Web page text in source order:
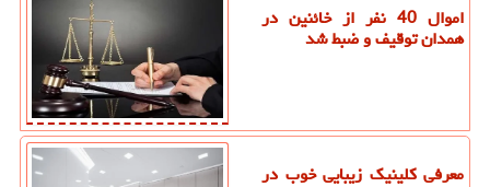
اموال 40 نفر از خائنین در
همدان توقیف و ضبط شد
معرفی کلینیک زیبایی خوب در